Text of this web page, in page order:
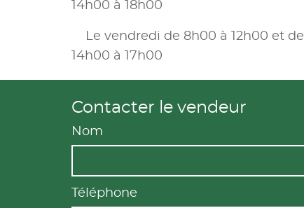
14h00 à 18h00
Le vendredi de 8h00 à 12h00 et de
14h00 à 17h00
Contacter le vendeur
Nom
Téléphone